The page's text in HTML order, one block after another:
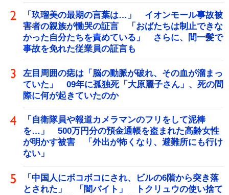
「玖瑠美の最期の言葉は…」 イオンモール事故被
害者の親族が慟哭の証言 「おばたちは制止できな
かった自分たちを責めている」 さらに、間一髪で
事故を免れた従業員の証言も
左目周囲の痣は「脳の動脈が破れ、その血が溜まっ
ていた」 09年に孤独死「大原麗子さん」、死の間
際に何が起きていたのか
「自衛隊員や報道カメラマンのフリをして泥棒
を…」 500万円分の預金通帳を盗まれた高齢女性
が明かす被害 「外出が怖くなり、避難所にも行け
ない」
「中国人にボコボコにされ、ビルの6階から突き落
とされた」 「闇バイト」 トクリュウの使い捨て